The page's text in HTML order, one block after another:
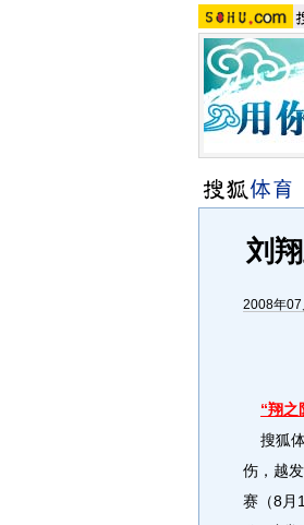
刘
2008年
“翔之
搜狐体
伤，越
赛（8月